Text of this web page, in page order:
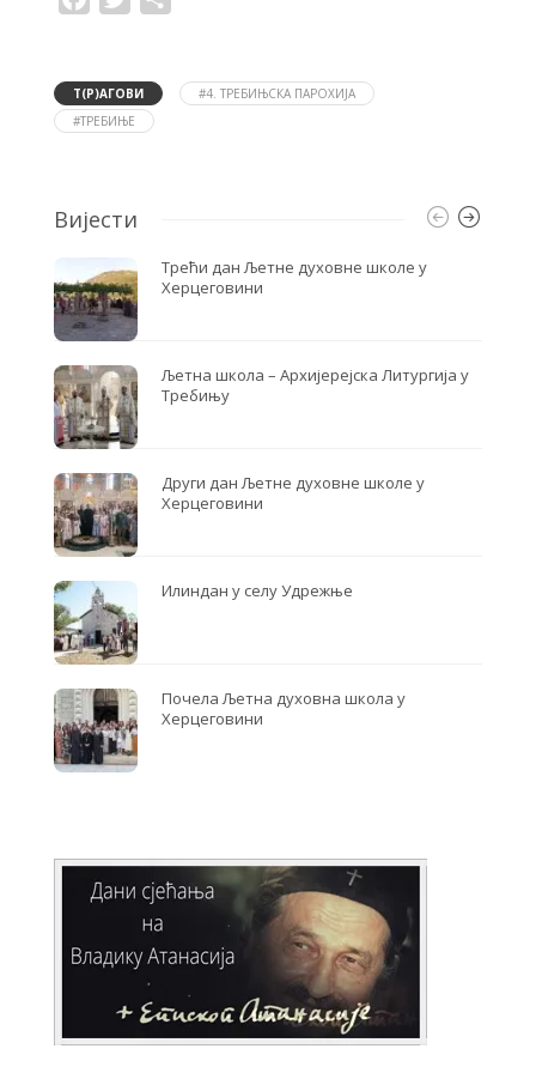
a
o
o
k
w
e
r
Т(Р)АГОВИ
#4. ТРЕБИЊСКА ПАРОХИЈА
#ТРЕБИЊЕ
Вијести
Трећи дан Љетне духовне школе у
Херцеговини
Љетна школа – Архијерејска Литургија у
Требињу
Други дан Љетне духовне школе у
Херцеговини
Илиндан у селу Удрежње
Почела Љетна духовна школа у
Херцеговини